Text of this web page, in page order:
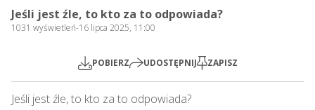
Play
Jeśli jest źle, to kto za to odpowiada?
1031 wyświetleń-16 lipca 2025, 11:00
POBIERZ UDOSTĘPNIJ ZAPISZ
Jeśli jest źle, to kto za to odpowiada?